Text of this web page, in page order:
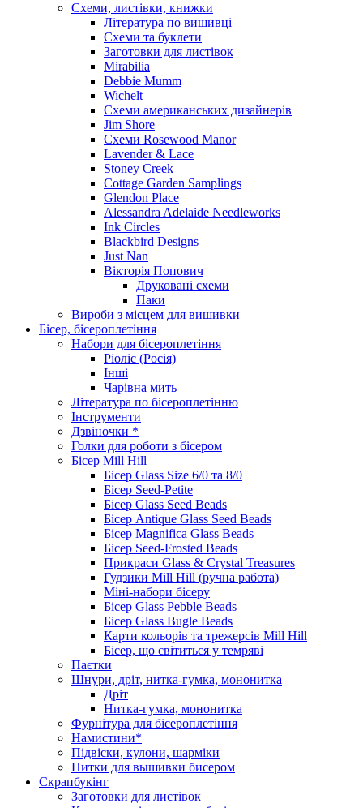
Схеми, листівки, книжки
Література по вишивці
Схеми та буклети
Заготовки для листівок
Mirabilia
Debbie Mumm
Wichelt
Схеми американських дизайнерів
Jim Shore
Cхеми Rosewood Manor
Lavender & Lace
Stoney Creek
Cottage Garden Samplings
Glendon Place
Alessandra Adelaide Needleworks
Ink Circles
Blackbird Designs
Just Nan
Вікторія Попович
Друковані схеми
Паки
Вироби з місцем для вишивки
Бісер, бісероплетіння
Набори для бісероплетіння
Ріоліс (Росія)
Інші
Чарівна мить
Література по бісероплетінню
Інструменти
Дзвіночки *
Голки для роботи з бісером
Бісер Mill Hill
Бісер Glass Size 6/0 та 8/0
Бісер Seed-Petite
Бісер Glass Seed Beads
Бісер Antique Glass Seed Beads
Бісер Magnifica Glass Beads
Бісер Seed-Frosted Beads
Прикраси Glass & Crystal Treasures
Гудзики Mill Hill (ручна работа)
Міні-набори бісеру
Бісер Glass Pebble Beads
Бісер Glass Bugle Beads
Карти кольорів та трежерсів Mill Hill
Бісер, що світиться у темряві
Паєтки
Шнури, дріт, нитка-гумка, мононитка
Дріт
Нитка-гумка, мононитка
Фурнітура для бісероплетіння
Намистини*
Підвіски, кулони, шарміки
Нитки для вышивки бисером
Скрапбукінг
Заготовки для листівок